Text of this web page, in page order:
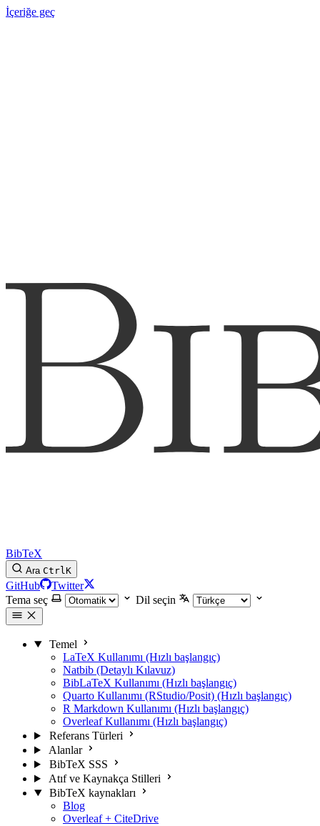
İçeriğe geç
BibTeX
Ara CtrlK
GitHub
Twitter
Tema seç
Dil seçin
Temel
LaTeX Kullanımı (Hızlı başlangıç)
Natbib (Detaylı Kılavuz)
BibLaTeX Kullanımı (Hızlı başlangıç)
Quarto Kullanımı (RStudio/Posit) (Hızlı başlangıç)
R Markdown Kullanımı (Hızlı başlangıç)
Overleaf Kullanımı (Hızlı başlangıç)
Referans Türleri
Alanlar
BibTeX SSS
Atıf ve Kaynakça Stilleri
BibTeX kaynakları
Blog
Overleaf + CiteDrive